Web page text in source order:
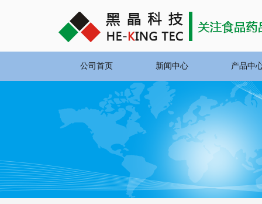
公司首页 新闻中心 产品中